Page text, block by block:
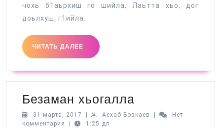
чохь б1аьрхиш го шийла, Лаьтта хьо, дог
доьлхуш, г1ийла.
ЧИТАТЬ ДАЛЕЕ
ЧИТАТЬ
ДАЛЕЕ
Безаман хьогалла
хьогалла
31 марта, 2017 31
марта,
Асхаб Бовкаев Асхаб
Нет
комментария
1:25 дп